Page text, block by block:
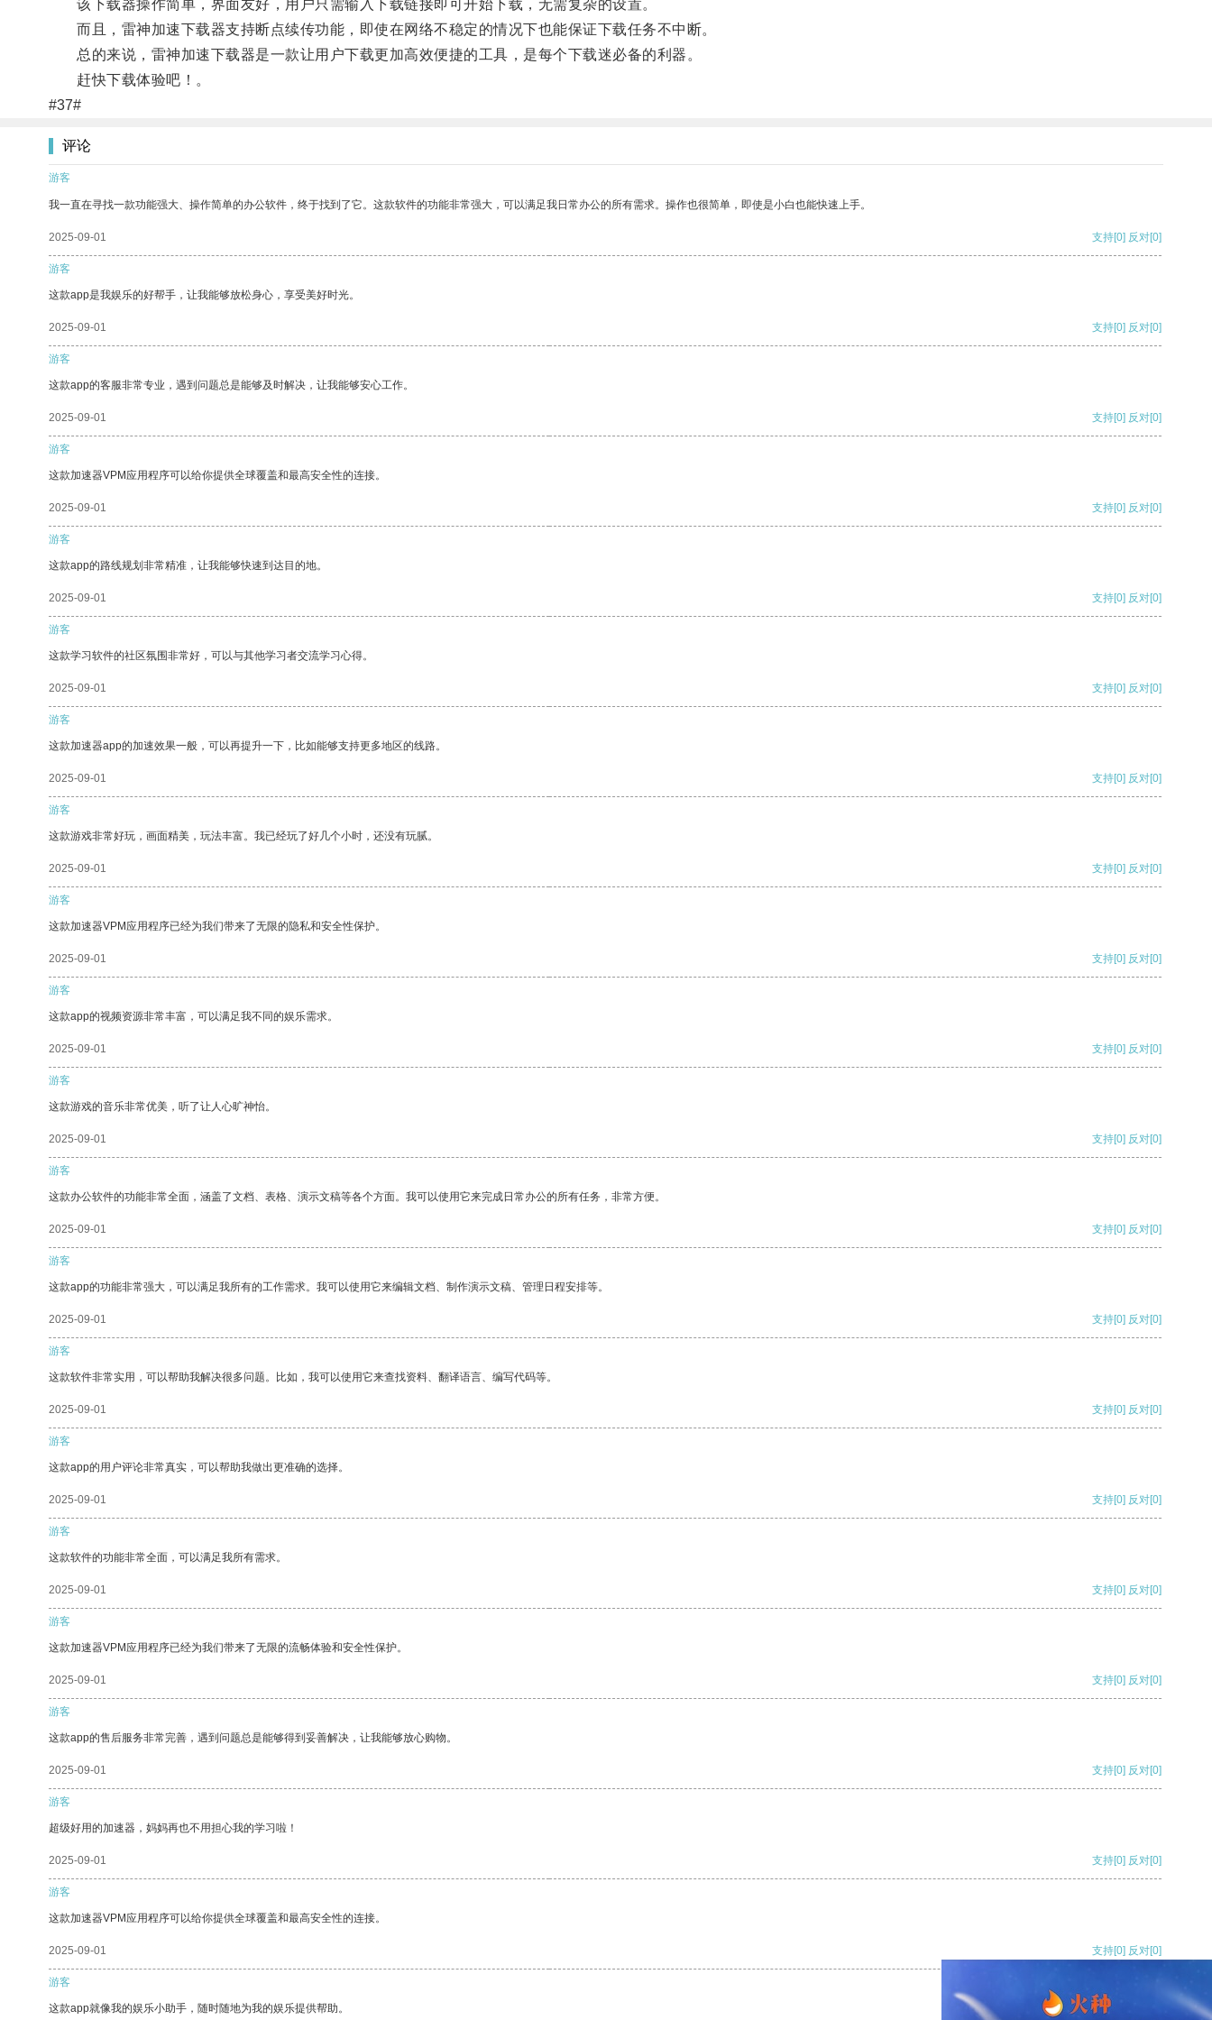
该下载器操作简单，界面友好，用户只需输入下载链接即可开始下载，无需复杂的设置。
而且，雷神加速下载器支持断点续传功能，即使在网络不稳定的情况下也能保证下载任务不中断。
总的来说，雷神加速下载器是一款让用户下载更加高效便捷的工具，是每个下载迷必备的利器。
赶快下载体验吧！。
#37#
评论
游客
我一直在寻找一款功能强大、操作简单的办公软件，终于找到了它。这款软件的功能非常强大，可以满足我日常办公的所有需求。操作也很简单，即使是小白也能快速上手。
2025-09-01 支持[0] 反对[0]
游客
这款app是我娱乐的好帮手，让我能够放松身心，享受美好时光。
2025-09-01 支持[0] 反对[0]
游客
这款app的客服非常专业，遇到问题总是能够及时解决，让我能够安心工作。
2025-09-01 支持[0] 反对[0]
游客
这款加速器VPM应用程序可以给你提供全球覆盖和最高安全性的连接。
2025-09-01 支持[0] 反对[0]
游客
这款app的路线规划非常精准，让我能够快速到达目的地。
2025-09-01 支持[0] 反对[0]
游客
这款学习软件的社区氛围非常好，可以与其他学习者交流学习心得。
2025-09-01 支持[0] 反对[0]
游客
这款加速器app的加速效果一般，可以再提升一下，比如能够支持更多地区的线路。
2025-09-01 支持[0] 反对[0]
游客
这款游戏非常好玩，画面精美，玩法丰富。我已经玩了好几个小时，还没有玩腻。
2025-09-01 支持[0] 反对[0]
游客
这款加速器VPM应用程序已经为我们带来了无限的隐私和安全性保护。
2025-09-01 支持[0] 反对[0]
游客
这款app的视频资源非常丰富，可以满足我不同的娱乐需求。
2025-09-01 支持[0] 反对[0]
游客
这款游戏的音乐非常优美，听了让人心旷神怡。
2025-09-01 支持[0] 反对[0]
游客
这款办公软件的功能非常全面，涵盖了文档、表格、演示文稿等各个方面。我可以使用它来完成日常办公的所有任务，非常方便。
2025-09-01 支持[0] 反对[0]
游客
这款app的功能非常强大，可以满足我所有的工作需求。我可以使用它来编辑文档、制作演示文稿、管理日程安排等。
2025-09-01 支持[0] 反对[0]
游客
这款软件非常实用，可以帮助我解决很多问题。比如，我可以使用它来查找资料、翻译语言、编写代码等。
2025-09-01 支持[0] 反对[0]
游客
这款app的用户评论非常真实，可以帮助我做出更准确的选择。
2025-09-01 支持[0] 反对[0]
游客
这款软件的功能非常全面，可以满足我所有需求。
2025-09-01 支持[0] 反对[0]
游客
这款加速器VPM应用程序已经为我们带来了无限的流畅体验和安全性保护。
2025-09-01 支持[0] 反对[0]
游客
这款app的售后服务非常完善，遇到问题总是能够得到妥善解决，让我能够放心购物。
2025-09-01 支持[0] 反对[0]
游客
超级好用的加速器，妈妈再也不用担心我的学习啦！
2025-09-01 支持[0] 反对[0]
游客
这款加速器VPM应用程序可以给你提供全球覆盖和最高安全性的连接。
2025-09-01 支持[0] 反对[0]
游客
这款app就像我的娱乐小助手，随时随地为我的娱乐提供帮助。